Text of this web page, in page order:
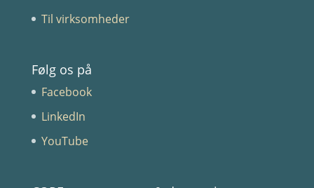
Til virksomheder
Følg os på
Facebook
LinkedIn
YouTube